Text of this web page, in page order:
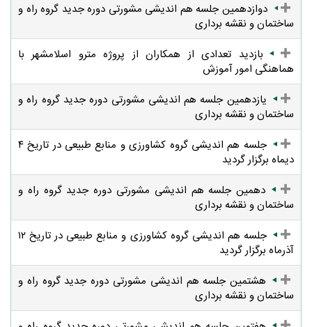
دوازدهمین جلسه هم اندیشی مشورتی دوره جدید گروه راه و
ساختمان و نقشه برداری
بازدید تعدادی از همکاران از پروژه مترو اسلامشهر با
هماهنگی امور آموزش
یازدهمین جلسه هم اندیشی مشورتی دوره جدید گروه راه و
ساختمان و نقشه برداری
جلسه هم اندیشی گروه کشاورزی و منابع طبیعی در تاریخ ۴
دیماه برگزار گردید
دهمین جلسه هم اندیشی مشورتی دوره جدید گروه راه و
ساختمان و نقشه برداری
جلسه هم اندیشی گروه کشاورزی و منابع طبیعی در تاریخ ۱۲
آذرماه برگزار گردید
هشتمین جلسه هم اندیشی مشورتی دوره جدید گروه راه و
ساختمان و نقشه برداری